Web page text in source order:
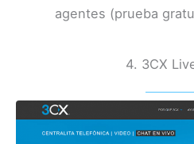
agentes (prueba
4. 3CX